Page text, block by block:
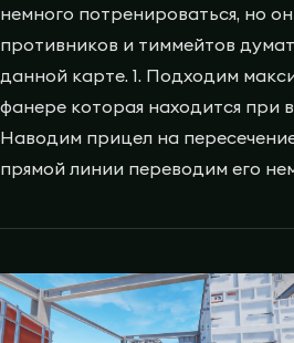
немного потренироваться, но
противников и тиммейтов
данной карте. 1. Подходим
фанере которая находится при
Наводим прицел на
прямой линии переводим его